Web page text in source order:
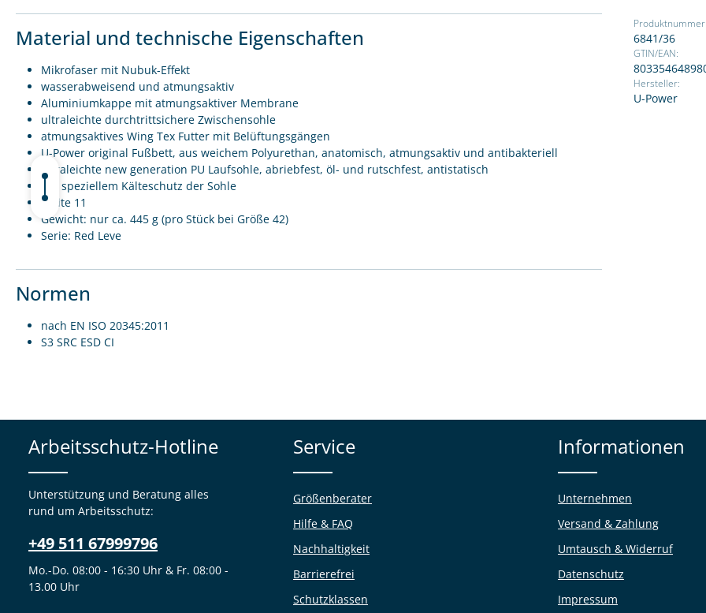
6841/36
GTIN/EAN:
Hersteller:
U-Power
Material und technische Eigenschaften
Mikrofaser mit Nubuk-Effekt
wasserabweisend und atmungsaktiv
Aluminiumkappe mit atmungsaktiver Membrane
ultraleichte durchtrittsichere Zwischensohle
atmungsaktives Wing Tex Futter mit Belüftungsgängen
U-Power original Fußbett, aus weichem Polyurethan, anatomisch, atmungsaktiv und antibakteriell
ultraleichte new generation PU Laufsohle, abriebfest, öl- und rutschfest, antistatisch
mit speziellem Kälteschutz der Sohle
Weite 11
Gewicht: nur ca. 445 g (pro Stück bei Größe 42)
Serie: Red Leve
Normen
nach EN ISO 20345:2011
S3 SRC ESD CI
Arbeitsschutz-Hotline
Unterstützung und Beratung alles
rund um Arbeitsschutz:
+49 511 67999796
Mo.-Do. 08:00 - 16:30 Uhr & Fr. 08:00 -
13.00 Uhr
Service
Größenberater
Hilfe & FAQ
Nachhaltigkeit
Barrierefrei
Schutzklassen
Informationen
Unternehmen
Versand & Zahlung
Umtausch & Widerruf
Datenschutz
Impressum